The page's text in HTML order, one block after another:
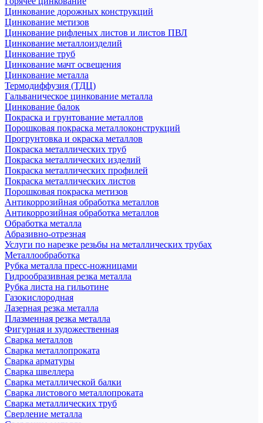
Цинкование дорожных конструкций
Цинкование метизов
Цинкование рифленых листов и листов ПВЛ
Цинкование металлоизделий
Цинкование труб
Цинкование мачт освещения
Цинкование металла
Термодиффузия (ТДЦ)
Гальваническое цинкование металла
Цинкование балок
Покраска и грунтование металлов
Порошковая покраска металлоконструкций
Прогрунтовка и окраска металлов
Покраска металлических труб
Покраска металлических изделий
Покраска металлических профилей
Покраска металлических листов
Порошковая покраска метизов
Антикоррозийная обработка металлов
Антикоррозийная обработка металлов
Обработка металла
Абразивно-отрезная
Услуги по нарезке резьбы на металлических трубах
Металлообработка
Рубка металла пресс-ножницами
Гидрообразивная резка металла
Рубка листа на гильотине
Газокислородная
Лазерная резка металла
Плазменная резка металла
Фигурная и художественная
Сварка металлов
Сварка металлопроката
Сварка арматуры
Сварка швеллера
Сварка металлической балки
Сварка листового металлопроката
Сварка металлических труб
Сверление металла